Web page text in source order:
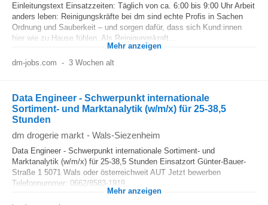
Einleitungstext Einsatzzeiten: Täglich von ca. 6:00 bis 9:00 Uhr Arbeit
anders leben: Reinigungskräfte bei dm sind echte Profis in Sachen
Ordnung und Sauberkeit – und sorgen dafür, dass sich Kund:innen
hier wie zu Hause fühlen. Als Reinigungskraft...
Mehr anzeigen
dm-jobs.com - 3 Wochen alt
Data Engineer - Schwerpunkt internationale
Sortiment- und Marktanalytik (w/m/x) für 25-38,5
Stunden
dm drogerie markt - Wals-Siezenheim
Data Engineer - Schwerpunkt internationale Sortiment- und
Marktanalytik (w/m/x) für 25-38,5 Stunden Einsatzort Günter-Bauer-
Straße 1 5071 Wals oder österreichweit AUT Jetzt bewerben
Telefonnummer: 0662/8583-1919
Mehr anzeigen